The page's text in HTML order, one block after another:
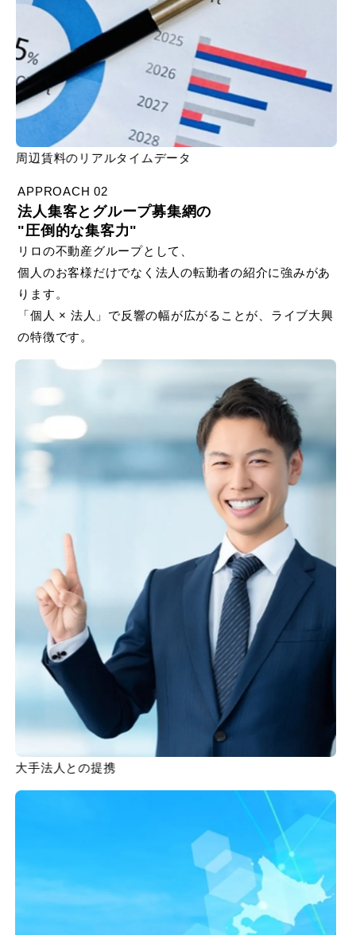
周辺賃料のリアルタイムデータ
APPROACH 02
法人集客とグループ募集網の
"圧倒的な集客力"
リロの不動産グループとして、
個人のお客様だけでなく法人の転勤者の紹介に強みがあ
ります。
「個人 × 法人」で反響の幅が広がることが、ライブ大興
の特徴です。
大手法人との提携